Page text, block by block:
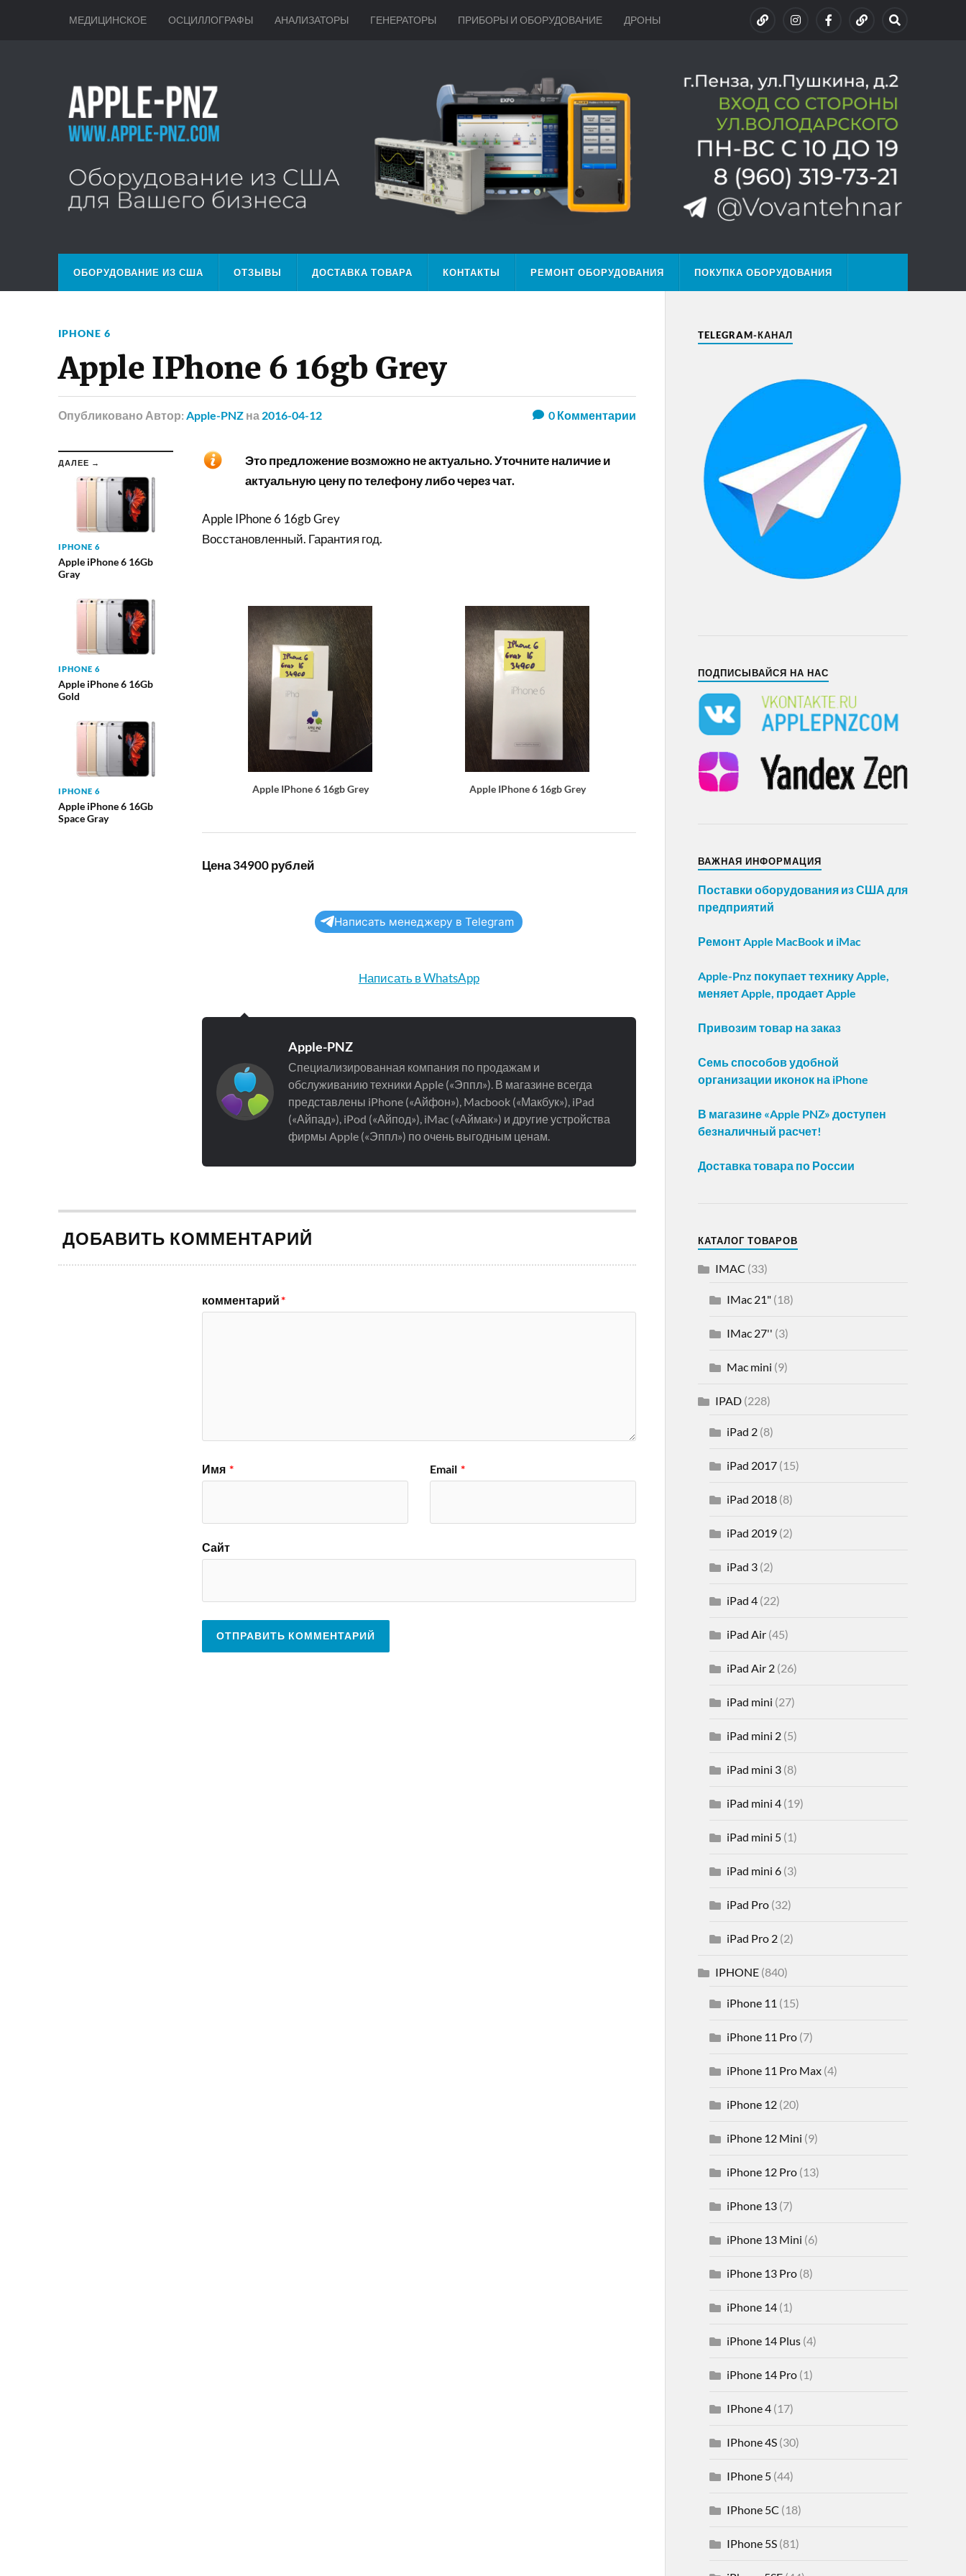
МЕДИЦИНСКОЕ ОСЦИЛЛОГРАФЫ АНАЛИЗАТОРЫ ГЕНЕРАТОРЫ ПРИБОРЫ И ОБОРУДОВАНИЕ ДРОНЫ
ОБОРУДОВАНИЕ ИЗ США ОТЗЫВЫ ДОСТАВКА ТОВАРА КОНТАКТЫ РЕМОНТ ОБОРУДОВАНИЯ ПОКУПКА ОБОРУДОВАНИЯ
IPHONE 6
Apple IPhone 6 16gb Grey
Опубликовано Автор: Apple-PNZ на 2016-04-12 0Комментарии
ДАЛЕЕ →
IPHONE 6
Apple iPhone 6 16Gb
Gray
IPHONE 6
Apple iPhone 6 16Gb
Gold
IPHONE 6
Apple iPhone 6 16Gb
Space Gray
Это предложение возможно не актуально. Уточните наличие и
актуальную цену по телефону либо через чат.
Apple IPhone 6 16gb Grey
Восстановленный. Гарантия год.
Apple IPhone 6 16gb Grey Apple IPhone 6 16gb Grey
Цена 34900 рублей
Написать менеджеру в Telegram
Написать в WhatsApp
Apple-PNZ
Специализированная компания по продажам и
обслуживанию техники Apple («Эппл»). В магазине всегда
представлены iPhone («Айфон»), Macbook («Макбук»), iPad
(«Айпад»), iPod («Айпод»), iMac («Аймак») и другие устройства
фирмы Apple («Эппл») по очень выгодным ценам.
ДОБАВИТЬ КОММЕНТАРИЙ
комментарий*
Имя * Email *
Сайт
TELEGRAM-КАНАЛ
ПОДПИСЫВАЙСЯ НА НАС
ВАЖНАЯ ИНФОРМАЦИЯ
Поставки оборудования из США для
предприятий
Ремонт Apple MacBook и iMac
Apple-Pnz покупает технику Apple,
меняет Apple, продает Apple
Привозим товар на заказ
Семь способов удобной
организации иконок на iPhone
В магазине «Apple PNZ» доступен
безналичный расчет!
Доставка товара по России
КАТАЛОГ ТОВАРОВ
IMAC (33)
IMac 21"(18)
IMac 27'' (3)
Mac mini (9)
IPAD(228)
iPad 2(8)
iPad 2017(15)
iPad 2018(8)
iPad 2019(2)
iPad 3(2)
iPad 4(22)
iPad Air(45)
iPad Air 2(26)
iPad mini (27)
iPad mini 2(5)
iPad mini 3(8)
iPad mini 4(19)
iPad mini 5(1)
iPad mini 6(3)
iPad Pro(32)
iPad Pro 2(2)
IPHONE(840)
iPhone 11 (15)
iPhone 11 Pro(7)
iPhone 11 Pro Max(4)
iPhone 12(20)
iPhone 12 Mini (9)
iPhone 12 Pro(13)
iPhone 13(7)
iPhone 13 Mini (6)
iPhone 13 Pro(8)
iPhone 14(1)
iPhone 14 Plus(4)
iPhone 14 Pro(1)
IPhone 4(17)
IPhone 4S(30)
IPhone 5(44)
IPhone 5C (18)
IPhone 5S(81)